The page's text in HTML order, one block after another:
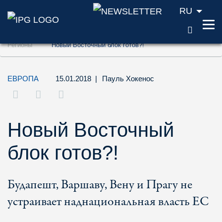
Перейти к содержанию (ключ доступа
Перейти к поиску (ключ доступа '2')
Перейти к навигации (ключ доступа '3')
RU
Регионы Новый Восточный блок готов?!
ЕВРОПА 15.01.2018 | Пауль Хокенос
Новый Восточный
блок готов?!
Будапешт, Варшаву, Вену и Прагу не
устраивает наднациональная власть ЕС